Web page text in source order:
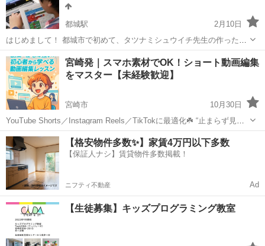
都城駅
2月10日
はじめまして！ 都城市で初めて、タツナミシュウイチ先生の作った
「マイクラフト」に世界を体験できるプログラミング教室です。 ぜ
ひ、お子さんに「マインクラフト」のプログラミングを 体験して頂き
たいです。 お気軽に...
宮崎 都城市 都城駅 プログラミング マインクラフト
宮崎発｜スマホ素材でOK！ショート動画編集
をマスター【未経験歓迎】
宮崎市
10月30日
YouTube Shorts／Instagram Reels／TikTokに最適化☘️ “止まらず見て
もらう”1本を、素材の選び方からテンポ設計まで解説します。 重点：
最初の2秒の作り方／テンポ設計／指示がなくても伝...
宮崎 宮崎市 プログラミング 動画編集
【格安物件多数✨】家賃4万円以下多数
【保証人ナシ】賃貸物件多数掲載！
ニフティ不動産 Ad
【生徒募集】キッズプログラミング教室